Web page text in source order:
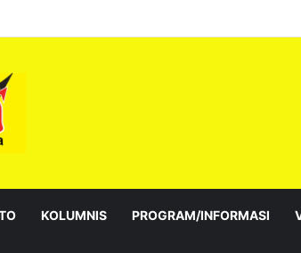
KOLUMNIS PROGRAM/INFORMASI